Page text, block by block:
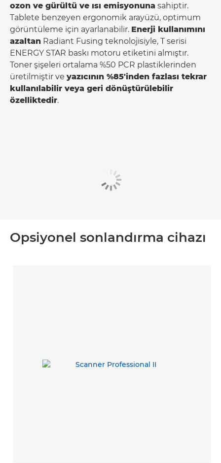
ozon ve gürültü ve ısı emisyonuna sahiptir.
Tablete benzeyen ergonomik arayüzü, optimum
görüntüleme için ayarlanabilir. Enerji kullanımını
azaltan Radiant Fusing teknolojisiyle, T serisi
ENERGY STAR baskı motoru etiketini almıştır.
Toner şişeleri ortalama %50 PCR plastiklerinden
üretilmiştir ve yazıcının %85'inden fazlası tekrar
kullanılabilir veya geri dönüştürülebilir
özelliktedir.
Opsiyonel sonlandırma cihazı